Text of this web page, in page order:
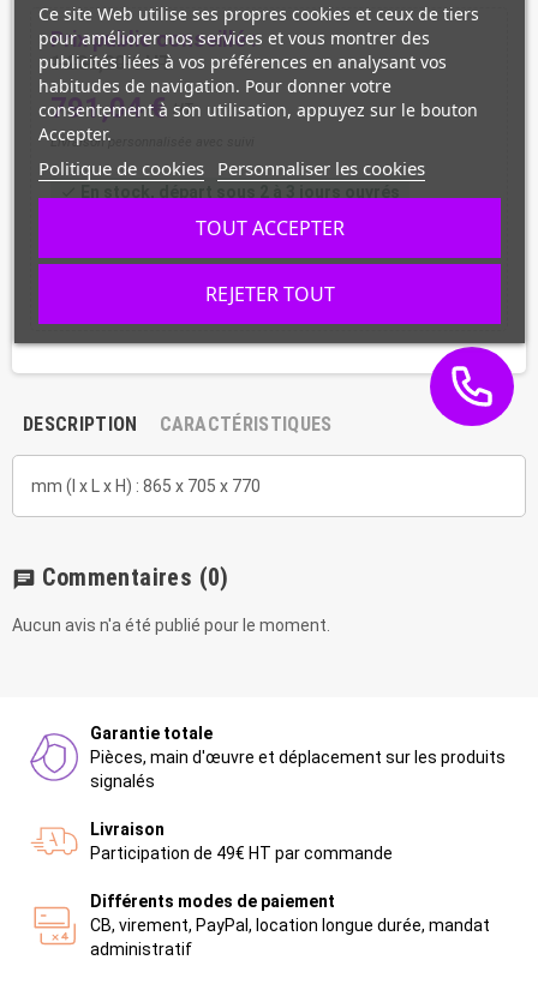
Prix public conseillé :
1 236,00 € HT
791,04 € HT
Livraison personnalisée avec suivi
shopping_cart AJOUTER AU PANIER / DEVIS
DESCRIPTION CARACTÉRISTIQUES
mm (l x L x H) : 865 x 705 x 770
chat Commentaires (0)
Aucun avis n'a été publié pour le moment.
Garantie totale
Pièces, main d'œuvre et déplacement sur les produits
signalés
Livraison
Participation de 49€ HT par commande
Différents modes de paiement
CB, virement, PayPal, location longue durée, mandat
administratif
Ce site Web utilise ses propres cookies et ceux de tiers
pour améliorer nos services et vous montrer des
publicités liées à vos préférences en analysant vos
habitudes de navigation. Pour donner votre
consentement à son utilisation, appuyez sur le bouton
Accepter.
Politique de cookies Personnaliser les cookies
REJETER TOUT
TOUT ACCEPTER